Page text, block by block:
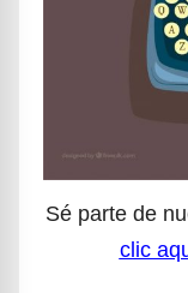
Sé parte de
clic